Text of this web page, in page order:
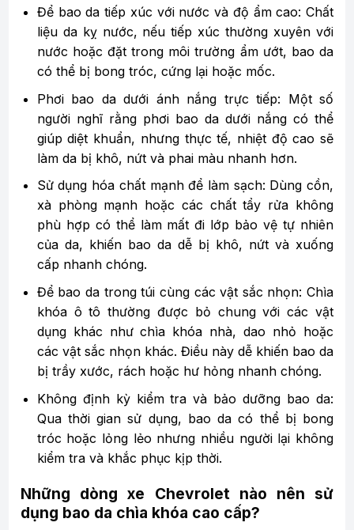
Để bao da tiếp xúc với nước và độ ẩm cao: Chất
liệu da kỵ nước, nếu tiếp xúc thường xuyên với
nước hoặc đặt trong môi trường ẩm ướt, bao da
có thể bị bong tróc, cứng lại hoặc mốc.
Phơi bao da dưới ánh nắng trực tiếp: Một số
người nghĩ rằng phơi bao da dưới nắng có thể
giúp diệt khuẩn, nhưng thực tế, nhiệt độ cao sẽ
làm da bị khô, nứt và phai màu nhanh hơn.
Sử dụng hóa chất mạnh để làm sạch: Dùng cồn,
xà phòng mạnh hoặc các chất tẩy rửa không
phù hợp có thể làm mất đi lớp bảo vệ tự nhiên
của da, khiến bao da dễ bị khô, nứt và xuống
cấp nhanh chóng.
Để bao da trong túi cùng các vật sắc nhọn: Chìa
khóa ô tô thường được bỏ chung với các vật
dụng khác như chìa khóa nhà, dao nhỏ hoặc
các vật sắc nhọn khác. Điều này dễ khiến bao da
bị trầy xước, rách hoặc hư hỏng nhanh chóng.
Không định kỳ kiểm tra và bảo dưỡng bao da:
Qua thời gian sử dụng, bao da có thể bị bong
tróc hoặc lỏng lẻo nhưng nhiều người lại không
kiểm tra và khắc phục kịp thời.
Những dòng xe Chevrolet nào nên sử
dụng bao da chìa khóa cao cấp?